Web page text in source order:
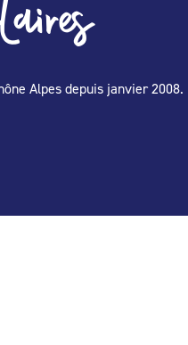
Alpes depuis janvier